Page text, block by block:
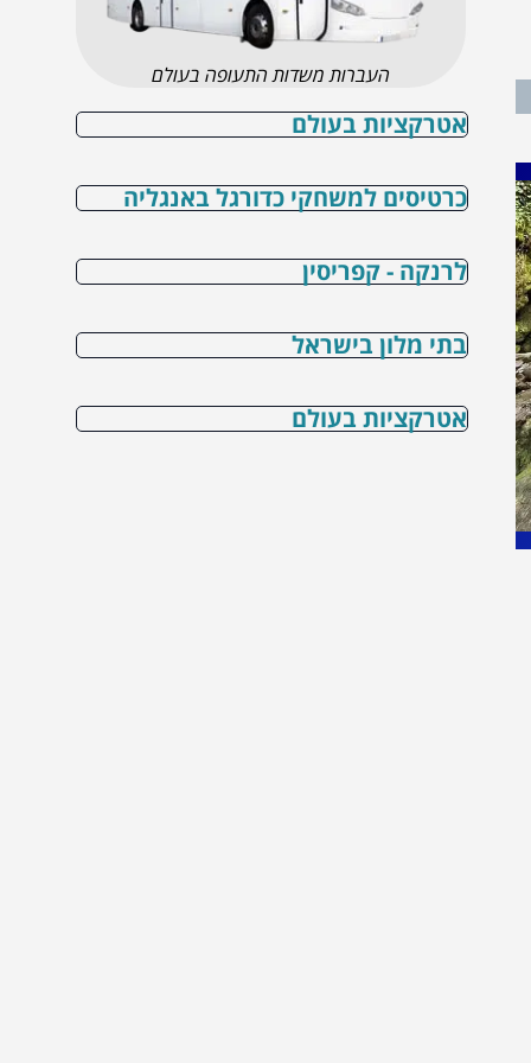
העברות משדות התעופה בעולם
אטרקציות בעולם
כרטיסים למשחקי כדורגל באנגליה
לרנקה - קפריסין
בתי מלון בישראל
אטרקציות בעולם